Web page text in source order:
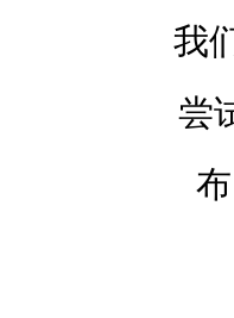
我
尝